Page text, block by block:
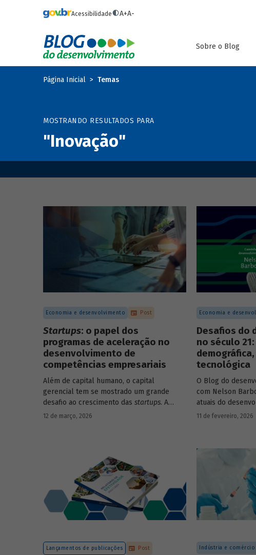
Acessibilidade A+A-
Sobre o Blog
Página Inicial Temas
MOSTRANDO RESULTADOS PARA
"Inovação"
Economia e desenvolvimento Post
Startups: o papel dos
programas de aceleração no
desenvolvimento de
competências empresariais
Além de capital humano, o capital
gerencial tem se mostrado um grande
desafio ao crescimento das startups. A
avaliação do BNDES Garagem demonstra
12 de março, 2026
Economia e
Desafios do
no século
tecnológica
O Blog do
com Nelson
atuais do
11 de fevereiro, 2026
Lançamentos de publicações Post Indústria e